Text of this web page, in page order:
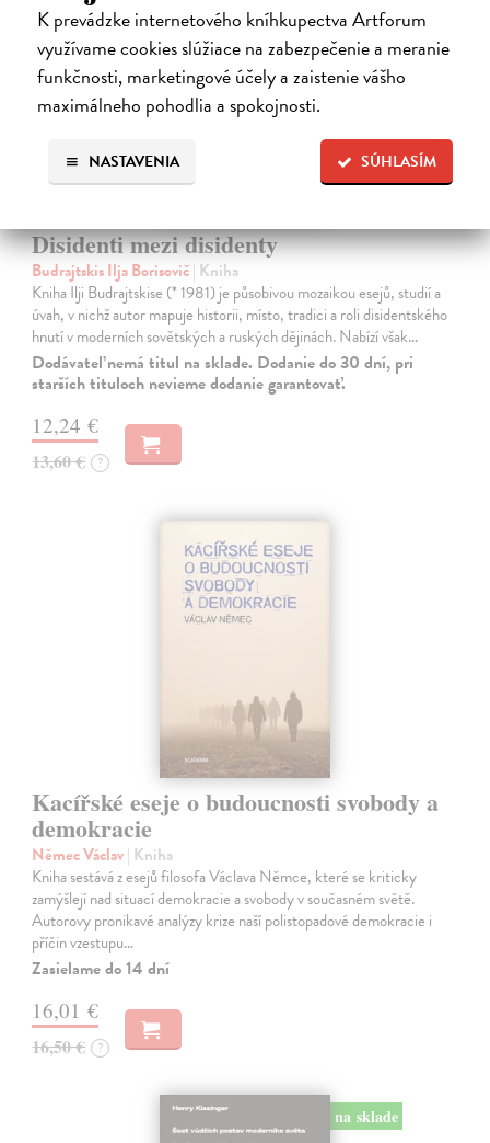
K prevádzke internetového kníhkupectva Artforum
využívame cookies slúžiace na zabezpečenie a meranie
funkčnosti, marketingové účely a zaistenie vášho
maximálneho pohodlia a spokojnosti.
SÚHLASÍM
NASTAVENIA
Disidenti mezi disidenty
Budrajtskis Ilja Borisovič| Kniha
Kniha Ilji Budrajtskise (* 1981) je působivou mozaikou esejů, studií a
úvah, v nichž autor mapuje historii, místo, tradici a roli disidentského
hnutí v moderních sovětských a ruských dějinách. Nabízí však…
Dodávateľ nemá titul na sklade. Dodanie do 30 dní, pri
starších tituloch nevieme dodanie garantovať.
12,24 €
13,60 € ?
Kacířské eseje o budoucnosti svobody a
demokracie
Němec Václav| Kniha
Kniha sestává z esejů filosofa Václava Němce, které se kriticky
zamýšlejí nad situací demokracie a svobody v současném světě.
Autorovy pronikavé analýzy krize naší polistopadové demokracie i
příčin vzestupu…
Zasielame do 14 dní
16,01 €
16,50 € ?
na sklade